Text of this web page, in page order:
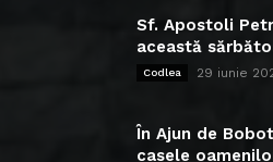
Sf. Apostoli
această
Codlea 29 iunie
În Ajun de
casele